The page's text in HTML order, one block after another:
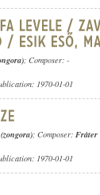
; Composer: -
1970-01-01
; Composer: Fráter
1970-01-01